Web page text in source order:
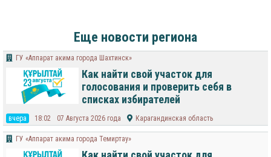
Еще новости региона
ГУ «Аппарат акима города Шахтинск»
Как найти свой участок для
голосования и проверить себя в
списках избирателей
вчера 18:02 07 Августа 2026 года Карагандинская область
ГУ «Аппарат акима города Темиртау»